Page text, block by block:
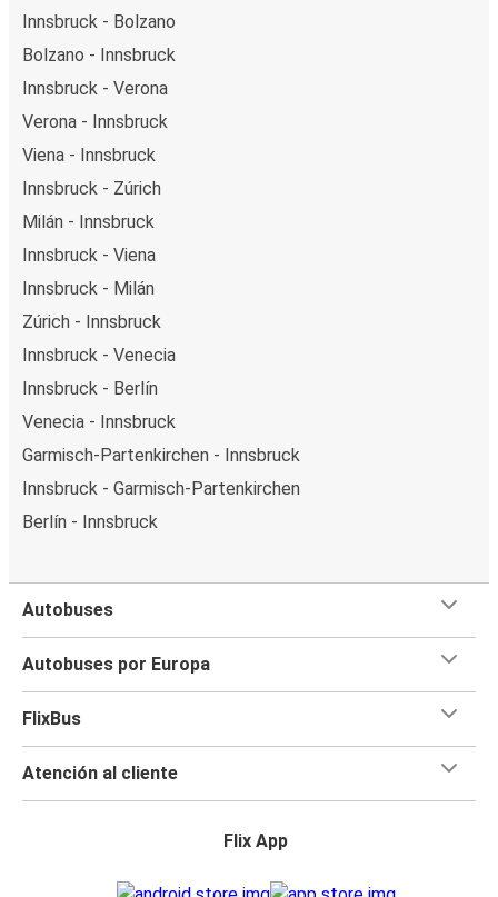
Innsbruck - Bolzano
Bolzano - Innsbruck
Innsbruck - Verona
Verona - Innsbruck
Viena - Innsbruck
Innsbruck - Zúrich
Milán - Innsbruck
Innsbruck - Viena
Innsbruck - Milán
Zúrich - Innsbruck
Innsbruck - Venecia
Innsbruck - Berlín
Venecia - Innsbruck
Garmisch-Partenkirchen - Innsbruck
Innsbruck - Garmisch-Partenkirchen
Berlín - Innsbruck
Autobuses
Autobuses por Europa
FlixBus
Atención al cliente
Flix App